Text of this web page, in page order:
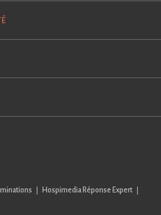
Hospimedia Réponse Expert